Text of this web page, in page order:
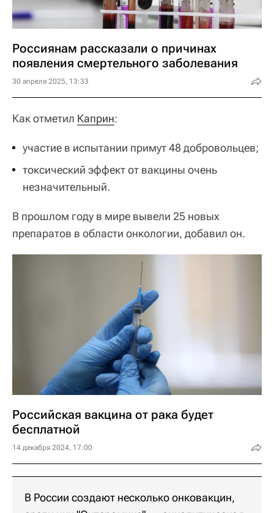
Россиянам рассказали о причинах
появления смертельного заболевания
30 апреля 2025, 13:33
Как отметил Каприн:
участие в испытании примут 48 добровольцев;
токсический эффект от вакцины очень
незначительный.
В прошлом году в мире вывели 25 новых
препаратов в области онкологии, добавил он.
Российская вакцина от рака будет
бесплатной
14 декабря 2024, 17:00
В России создают несколько онковакцин,